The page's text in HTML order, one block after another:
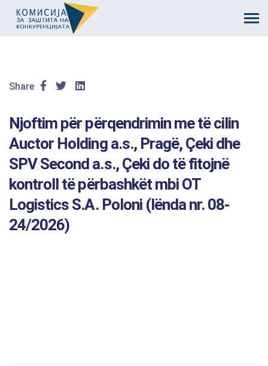
Share
Njoftim për përqendrimin me të cilin
Auctor Holding a.s., Pragë, Çeki dhe
SPV Second a.s., Çeki do të fitojnë
kontroll të përbashkët mbi OT
Logistics S.A. Poloni (lënda nr. 08-
24/2026)